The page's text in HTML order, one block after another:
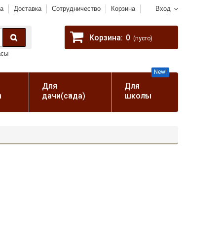
Вход
Доставка Сотрудничество Корзина
Корзина: 0 (пусто)
Для
дачи(сада)
Для
школы
New!